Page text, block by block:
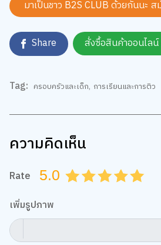
Share สั่งซื้อสินค้าออนไล
ความคิดเห็น
4.5
4.0
3.5
3.0
2.5
2.0
1.5
1.0
0.5
เพิ่มรูปภาพ
กำหนดไฟล์รูป jpg, png, gif ขนาดไม่เกิน 5 MB